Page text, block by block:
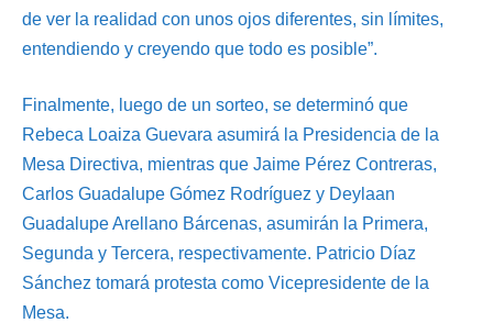
de ver la realidad con unos ojos diferentes, sin límites,
entendiendo y creyendo que todo es posible”.
Finalmente, luego de un sorteo, se determinó que
Rebeca Loaiza Guevara asumirá la Presidencia de la
Mesa Directiva, mientras que Jaime Pérez Contreras,
Carlos Guadalupe Gómez Rodríguez y Deylaan
Guadalupe Arellano Bárcenas, asumirán la Primera,
Segunda y Tercera, respectivamente. Patricio Díaz
Sánchez tomará protesta como Vicepresidente de la
Mesa.